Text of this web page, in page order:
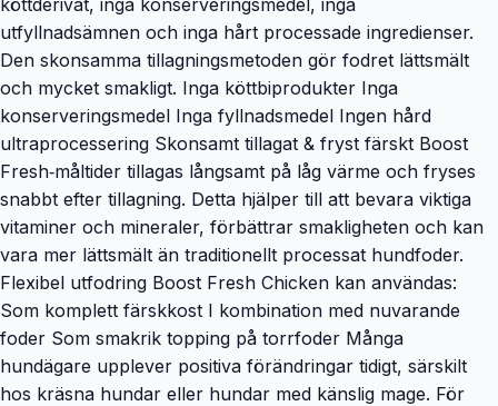
utfyllnadsämnen och inga hårt processade ingredienser.
Den skonsamma tillagningsmetoden gör fodret lättsmält
och mycket smakligt. Inga köttbiprodukter Inga
konserveringsmedel Inga fyllnadsmedel Ingen hård
ultraprocessering Skonsamt tillagat & fryst färskt Boost
Fresh‑måltider tillagas långsamt på låg värme och fryses
snabbt efter tillagning. Detta hjälper till att bevara viktiga
vitaminer och mineraler, förbättrar smakligheten och kan
vara mer lättsmält än traditionellt processat hundfoder.
Flexibel utfodring Boost Fresh Chicken kan användas:
Som komplett färskkost I kombination med nuvarande
foder Som smakrik topping på torrfoder Många
hundägare upplever positiva förändringar tidigt, särskilt
hos kräsna hundar eller hundar med känslig mage. För